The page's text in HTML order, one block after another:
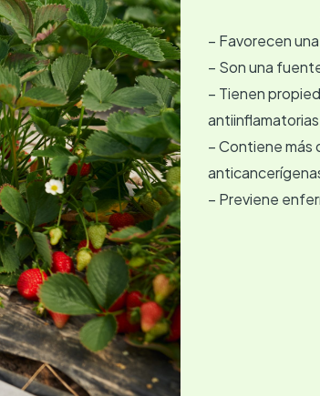
– Favorecen
– Son una
– Tienen
– Contiene más
– Previene